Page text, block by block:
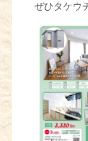
ぜひタケウ